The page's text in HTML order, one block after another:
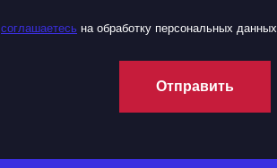
соглашаетесь на обработку персональных данных
Отправить